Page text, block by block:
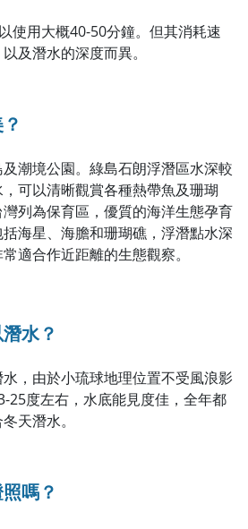
使用大概40-50分鐘。但其消耗速
及潛水的深度而異。
潮境公園。綠島石朗浮潛區水深較
可以清晰觀賞各種熱帶魚及珊瑚
列為保育區，優質的海洋生態孕育
海星、海膽和珊瑚礁，浮潛點水深
適合作近距離的生態觀察。
水？
，由於小琉球地理位置不受風浪影
25度左右，水底能見度佳，全年都
天潛水。
嗎？